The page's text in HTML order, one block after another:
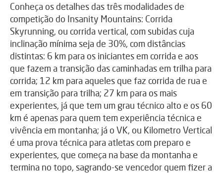
Conheça os detalhes das três modalidades de
competição do Insanity Mountains: Corrida
Skyrunning, ou corrida vertical, com subidas cuja
inclinação mínima seja de 30%, com distâncias
distintas: 6 km para os iniciantes em corrida e aos
que fazem a transição das caminhadas em trilha para
corrida; 12 km para aqueles que faz corrida de rua e
em transição para trilha; 27 km para os mais
experientes, já que tem um grau técnico alto e os 60
km é apenas para quem tem experiência técnica e
vivência em montanha; já o VK, ou Kilometro Vertical
é uma prova técnica para atletas com preparo e
experientes, que começa na base da montanha e
termina no topo, sagrando-se vencedor quem fizer a